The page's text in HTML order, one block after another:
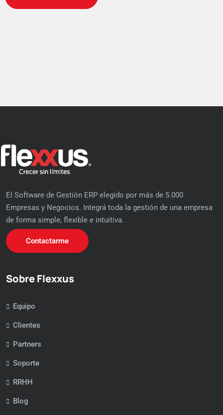
El Software de Gestión ERP elegido por más de 5.000
Empresas y Negocios. Integrá toda la gestión de una empresa
de forma simple, flexible e intuitiva.
Contactarme
Sobre Flexxus
Equipo
Clientes
Partners
Soporte
RRHH
Blog